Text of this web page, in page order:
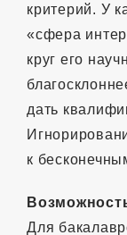
критерий. У
«сфера
круг его
дать
к
Для